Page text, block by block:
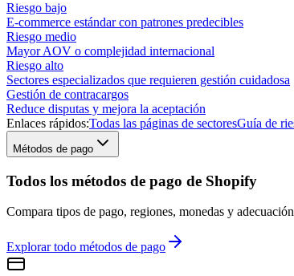
Riesgo bajo
E-commerce estándar con patrones predecibles
Riesgo medio
Mayor AOV o complejidad internacional
Riesgo alto
Sectores especializados que requieren gestión cuidadosa
Gestión de contracargos
Reduce disputas y mejora la aceptación
Enlaces rápidos:Todas las páginas de sectoresGuía de
Métodos de pago
Todos los métodos de pago de Shopify
Compara tipos de pago, regiones, monedas y
Explorar todo métodos de pago